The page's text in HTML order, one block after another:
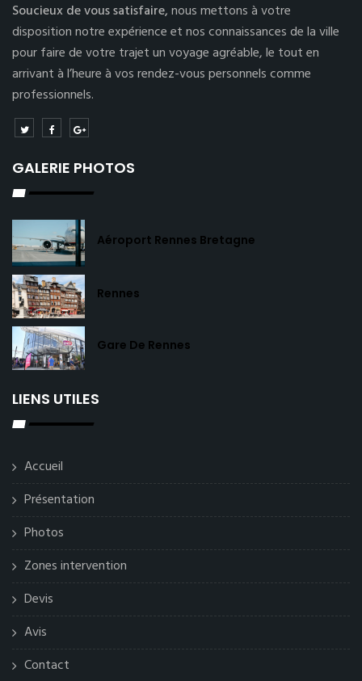
Soucieux de vous satisfaire,nous mettons à votre
disposition notre expérience et nos connaissances de la ville
pour faire de votre trajet un voyage agréable, le tout en
arrivant à l’heure à vos rendez-vous personnels comme
professionnels.
GALERIE PHOTOS
Aéroport Rennes Bretagne
Rennes
Gare De Rennes
LIENS UTILES
Accueil
Présentation
Photos
Zones intervention
Devis
Avis
Contact